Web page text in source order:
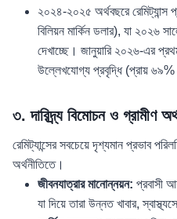
২০২৪-২০২৫ অর্থবছরে রেমিট্যান্স
বিলিয়ন মার্কিন ডলার), যা ২০২৬
দেখাচ্ছে। জানুয়ারি ২০২৬-এর
উল্লেখযোগ্য প্রবৃদ্ধি (প্রায় ৬৯%
৩. দারিদ্র্য বিমোচন ও গ্রামীণ
রেমিট্যান্সের সবচেয়ে দৃশ্যমান প্রভাব
অর্থনীতিতে।
জীবনযাত্রার মানোন্নয়ন: প্রবাসী
যা দিয়ে তারা উন্নত খাবার,